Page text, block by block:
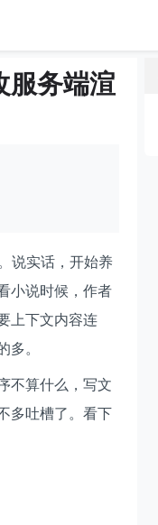
服务端渲
说实话，开始养
小说时候，作者
上下文内容连
。
不算什么，写文
多吐槽了。看下